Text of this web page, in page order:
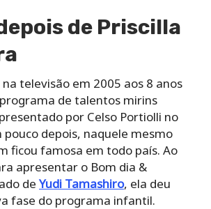
de Priscilla
televisão em 2005 aos 8 anos
de talentos mirins
por Celso Portiolli no
pouco depois, naquele mesmo
ficou famosa em todo país. Ao
apresentar o Bom dia &
de Yudi Tamashiro, ela deu
fase do programa infantil.